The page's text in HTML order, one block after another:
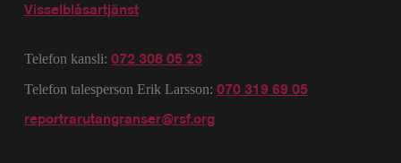
Visselblåsartjänst
Telefon kansli: 072 308 05 23
Telefon talesperson Erik Larsson: 070 319 69 05
reportrarutangranser@rsf.org